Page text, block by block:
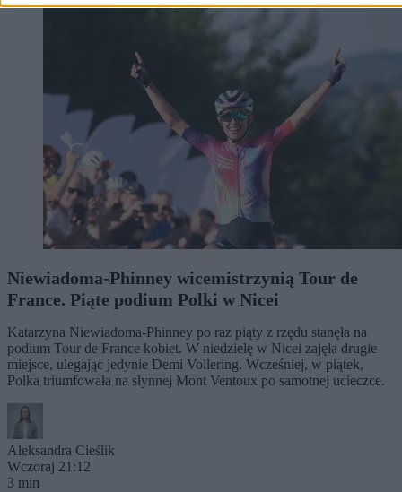
Niewiadoma-Phinney wicemistrzynią Tour de
France. Piąte podium Polki w Nicei
Katarzyna Niewiadoma-Phinney po raz piąty z rzędu stanęła na
podium Tour de France kobiet. W niedzielę w Nicei zajęła drugie
miejsce, ulegając jedynie Demi Vollering. Wcześniej, w piątek,
Polka triumfowała na słynnej Mont Ventoux po samotnej ucieczce.
Aleksandra Cieślik
Wczoraj 21:12
3 min